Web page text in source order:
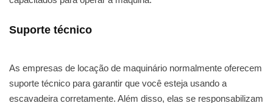
Suporte técnico
As empresas de locação de maquinário normalmente oferecem
suporte técnico para garantir que você esteja usando a
escavadeira corretamente. Além disso, elas se responsabilizam